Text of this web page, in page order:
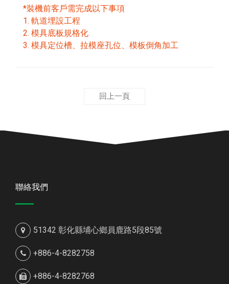
*裝機前客戶需完成以下事項
1. 軌道埋設工程
2. 模具底板規格化
3. 模具定位槽、拉模座孔位、模板倒角加工
回上一頁
聯絡我們
51342 彰化縣埔心鄉員鹿路5段85號
+886-4-8282758
+886-4-8282768